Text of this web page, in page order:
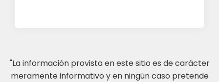
"La información provista en este sitio es de carácter
meramente informativo y en ningún caso pretende